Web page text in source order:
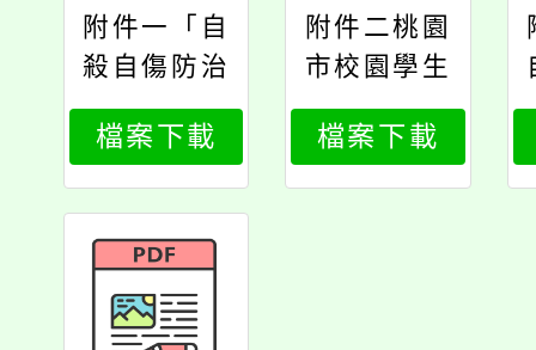
附件一「自
殺自傷防治
及危機事件
處遇」研習
實施計畫
檔案下載
附件二桃園
市校園學生
自我傷害辨
識與防治處
遇知能研習
檔案下載